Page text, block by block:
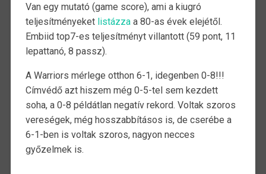
Van egy mutató (game score), ami a kiugró
teljesítményeket listázzaa 80-as évek elejétől.
Embiid top7-es teljesítményt villantott (59 pont, 11
lepattanó, 8 passz).
A Warriors mérlege otthon 6-1, idegenben 0-8!!!
Címvédő azt hiszem még 0-5-tel sem kezdett
soha, a 0-8 példátlan negatív rekord. Voltak szoros
vereségek, még hosszabbításos is, de cserébe a
6-1-ben is voltak szoros, nagyon necces
győzelmek is.